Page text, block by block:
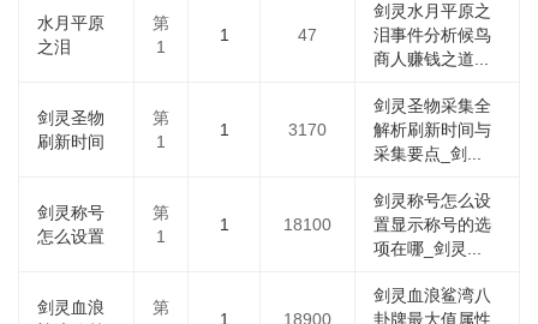
水月平原
之泪
第
1
1 47
剑灵水月平原之
泪事件分析候鸟
商人赚钱之道...
剑灵圣物
刷新时间
第
1
1 3170
剑灵圣物采集全
解析刷新时间与
采集要点_剑...
剑灵称号
怎么设置
第
1
1 18100
剑灵称号怎么设
置显示称号的选
项在哪_剑灵...
剑灵血浪
第
1 18900
剑灵血浪鲨湾八
卦牌最大值属性